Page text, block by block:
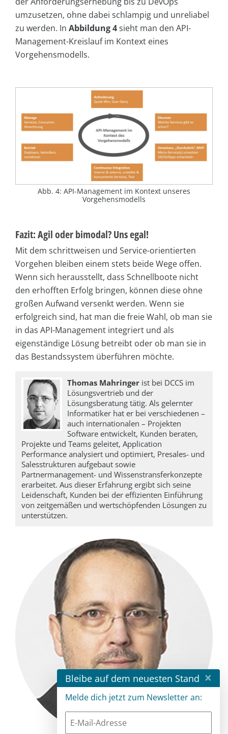
umzusetzen, ohne dabei schlampig und unreliabel
zu werden. In Abbildung 4sieht man den API-
Management-Kreislauf im Kontext eines
Vorgehensmodells.
Abb. 4: API-Management im Kontext unseres
Vorgehensmodells
Fazit: Agil oder bimodal? Uns egal!
Mit dem schrittweisen und Service-orientierten
Vorgehen bleiben einem stets beide Wege offen.
Wenn sich herausstellt, dass Schnellboote nicht
den erhofften Erfolg bringen, können diese ohne
großen Aufwand versenkt werden. Wenn sie
erfolgreich sind, hat man die freie Wahl, ob man sie
in das API-Management integriert und als
eigenständige Lösung betreibt oder ob man sie in
das Bestandssystem überführen möchte.
Thomas Mahringer ist bei DCCS im
Lösungsvertrieb und der
Lösungsberatung tätig. Als gelernter
Informatiker hat er bei verschiedenen –
auch internationalen – Projekten
Software entwickelt, Kunden beraten,
Projekte und Teams geleitet, Application
Performance analysiert und optimiert, Presales- und
Salesstrukturen aufgebaut sowie
Partnermanagement- und Wissenstransferkonzepte
erarbeitet. Aus dieser Erfahrung ergibt sich seine
Leidenschaft, Kunden bei der effizienten Einführung
von zeitgemäßen und wertschöpfenden Lösungen zu
unterstützen.
Bleibe auf dem neuesten Stand ×
Melde dich jetzt zum Newsletter an: